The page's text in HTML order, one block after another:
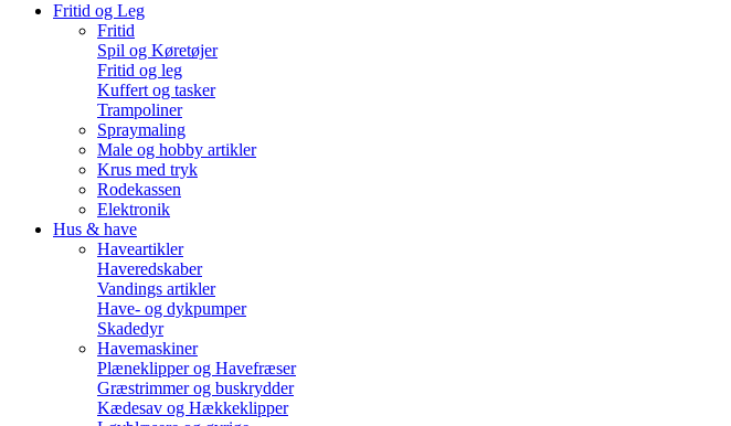
Fritid og Leg
Fritid
Spil og Køretøjer
Fritid og leg
Kuffert og tasker
Trampoliner
Spraymaling
Male og hobby artikler
Krus med tryk
Rodekassen
Elektronik
Hus & have
Haveartikler
Haveredskaber
Vandings artikler
Have- og dykpumper
Skadedyr
Havemaskiner
Plæneklipper og Havefræser
Græstrimmer og buskrydder
Kædesav og Hækkeklipper